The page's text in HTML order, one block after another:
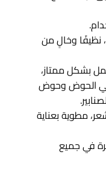
نظيفًا وخالٍ من
بشكل ممتاز،
في الحوض وحوض
مطوية بعناية
في جميع